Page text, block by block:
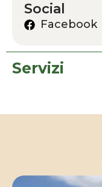
Social
Facebook
Servizi